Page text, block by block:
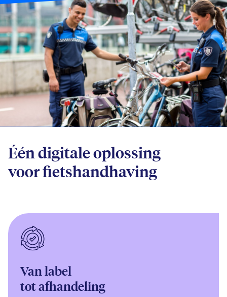
Één digitale oplossing
voor fietshandhaving
Van label
tot afhandeling